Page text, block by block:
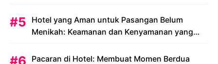
Hotel yang Aman untuk Pasangan Belum
Menikah: Keamanan dan Kenyamanan yang
Pacaran di Hotel: Membuat Momen Berdua